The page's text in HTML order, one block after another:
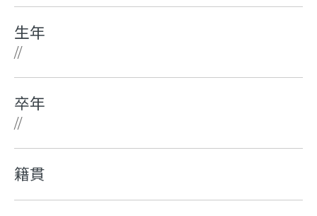
生年
//
卒年
//
籍貫